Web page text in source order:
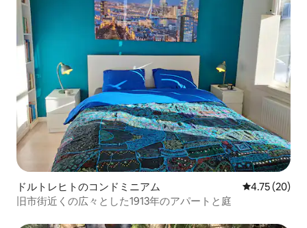
ドルトレヒトのコンドミニアム レビュー20
4.75 (20)
旧市街近くの広々とした1913年のアパートと庭